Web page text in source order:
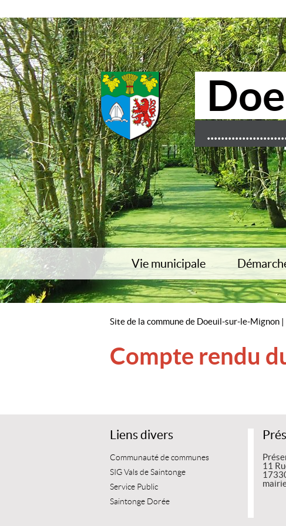
Vie municipale
Conseil municipal
Commissions
Région / Département
Urbanisme
SIG Vals de
Elections
Site de la commune de Doeuil-sur-le-Mignon |
Compte rendu
Liens divers
Communauté de communes
SIG Vals de Saintonge
Service Public
Saintonge Dorée
11